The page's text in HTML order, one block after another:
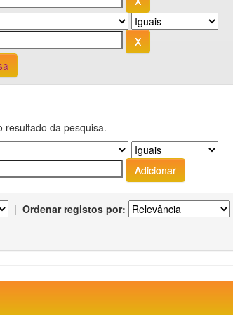
resultado da pesquisa.
| Ordenar registos por: